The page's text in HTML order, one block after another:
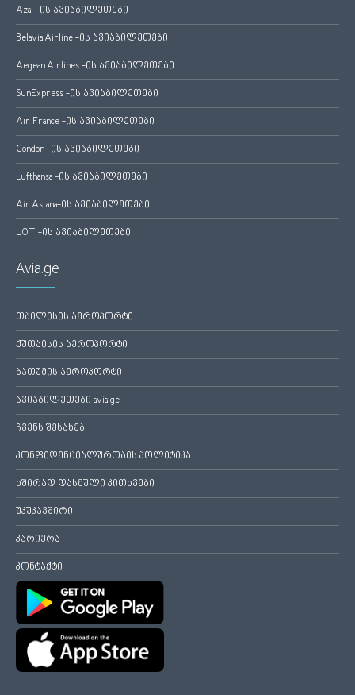
Azal -ის ავიაბილეთები
Belavia Airline -ის ავიაბილეთები
Aegean Airlines -ის ავიაბილეთები
SunExpress -ის ავიაბილეთები
Air France -ის ავიაბილეთები
Condor -ის ავიაბილეთები
Lufthansa -ის ავიაბილეთები
Air Astana-ის ავიაბილეთები
LOT -ის ავიაბილეთები
Avia.ge
თბილისის აეროპორტი
ქუთაისის აეროპორტი
ბათუმის აეროპორტი
ავიაბილეთები avia.ge
ჩვენს შესახებ
კონფიდენციალურობის პოლიტიკა
ხშირად დასმული კითხვები
უკუკავშირი
კარიერა
კონტაქტი